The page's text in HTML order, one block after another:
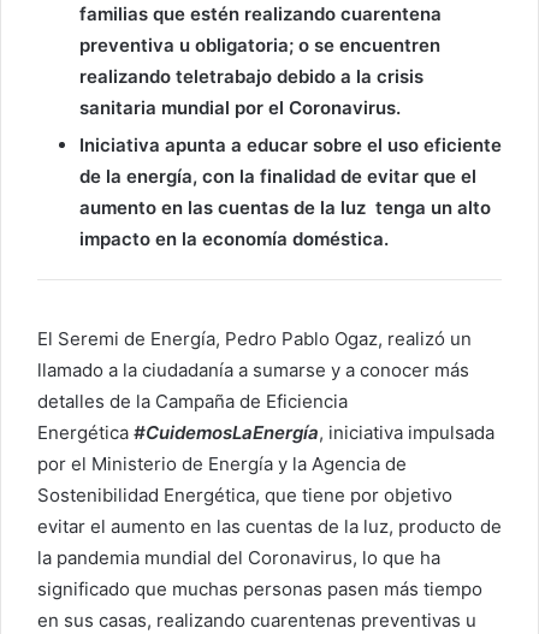
familias que estén realizando cuarentena
preventiva u obligatoria; o se encuentren
realizando teletrabajo debido a la crisis
sanitaria mundial por el Coronavirus.
Iniciativa apunta a educar sobre el uso eficiente
de la energía, con la finalidad de evitar que el
aumento en las cuentas de la luz tenga un alto
impacto en la economía doméstica.
El Seremi de Energía, Pedro Pablo Ogaz, realizó un
llamado a la ciudadanía a sumarse y a conocer más
detalles de la Campaña de Eficiencia
Energética #CuidemosLaEnergía, iniciativa impulsada
por el Ministerio de Energía y la Agencia de
Sostenibilidad Energética, que tiene por objetivo
evitar el aumento en las cuentas de la luz, producto de
la pandemia mundial del Coronavirus, lo que ha
significado que muchas personas pasen más tiempo
en sus casas, realizando cuarentenas preventivas u